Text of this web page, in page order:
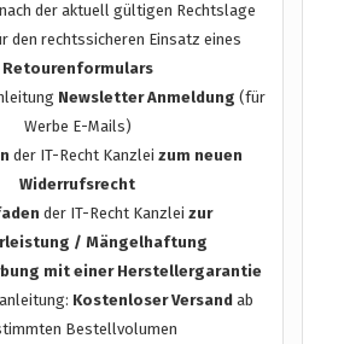
nach der aktuell gültigen Rechtslage
den rechtssicheren Einsatz eines
Retourenformulars
Newsletter Anmeldung (für
Werbe E-Mails)
der IT-Recht Kanzleizum neuen
Widerrufsrecht
der IT-Recht Kanzleizur
/ Mängelhaftung
mit einer Herstellergarantie
Kostenloser Versand ab
Bestellvolumen